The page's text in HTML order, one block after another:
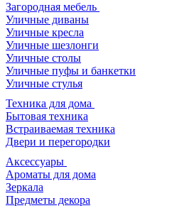
Загородная мебель
Уличные диваны
Уличные кресла
Уличные шезлонги
Уличные столы
Уличные пуфы и банкетки
Уличные стулья
Техника для дома
Бытовая техника
Встраиваемая техника
Двери и перегородки
Аксессуары
Ароматы для дома
Зеркала
Предметы декора